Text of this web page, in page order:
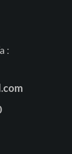
: